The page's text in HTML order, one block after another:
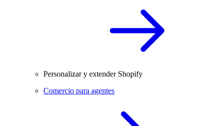
Personalizar y extender Shopify
Comercio para agentes